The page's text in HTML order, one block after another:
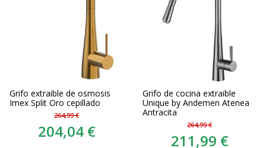
Grifo extraible de osmosis
Imex Split Oro cepillado
264,99 €
204,04 €
Grifo de cocina extraible
Unique by Andemen Atenea
Antracita
264,99 €
211,99 €